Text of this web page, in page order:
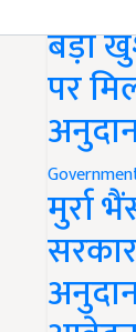
बड़ी
पर
मुर्रा